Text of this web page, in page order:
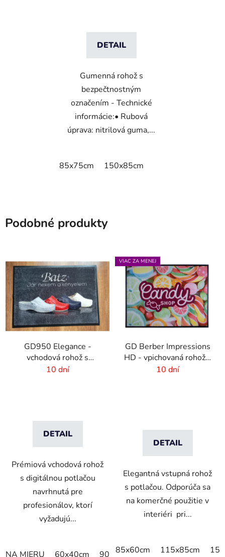
DETAIL
Gumenná rohož s
bezpečtnostným
označením - Technické
informácie:• Rubová
úprava: nitrilová guma,...
85x75cm 150x85cm
Podobné produkty
GD950 Elegance -
vchodová rohož s
digitálnou potlačou - 6
10 dní
DETAIL
Prémiová vchodová rohož
s digitálnou potlačou
navrhnutá pre
profesionálov, ktorí
vyžadujú...
NA MIERU 60x40cm 90x60cm 60cm x 80cm
VIAC ZA MENEJ
GD Berber Impressions
HD - vpichovaná rohož s
logom
10 dní
DETAIL
Elegantná vstupná rohož
s potlačou. Odporúča sa
na komerčné použitie v
interiéri pri...
85x60cm 115x85cm